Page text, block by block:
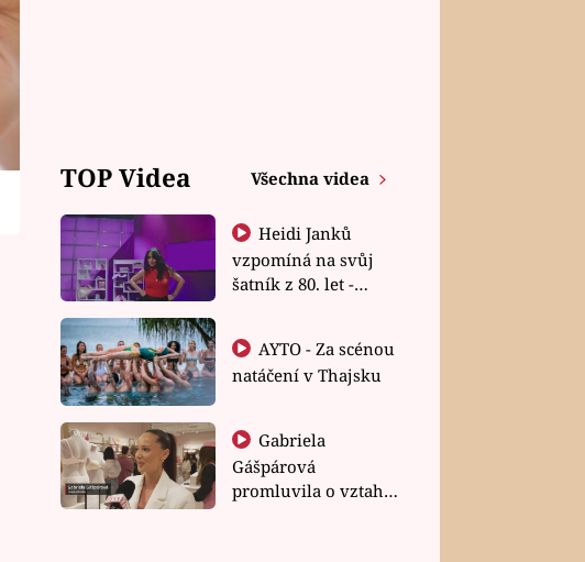
TOP Videa Všechna videa
Heidi Janků
vzpomíná na svůj
šatník z 80. let -
natáčení v Thajsku
Gabriela
Gášpárová
promluvila o vztahu